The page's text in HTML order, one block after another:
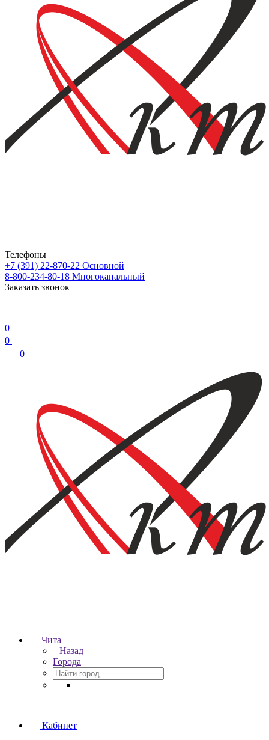
Телефоны
+7 (391) 22-870-22 Основной
8-800-234-80-18 Многоканальный
Заказать звонок
0
0
0
Чита
Назад
Города
Кабинет